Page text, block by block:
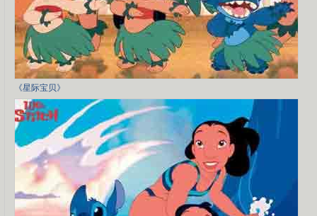
《星际宝贝》